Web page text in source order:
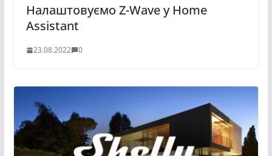
Налаштовуємо Z-Wave у Home
Assistant
23.08.2022 0